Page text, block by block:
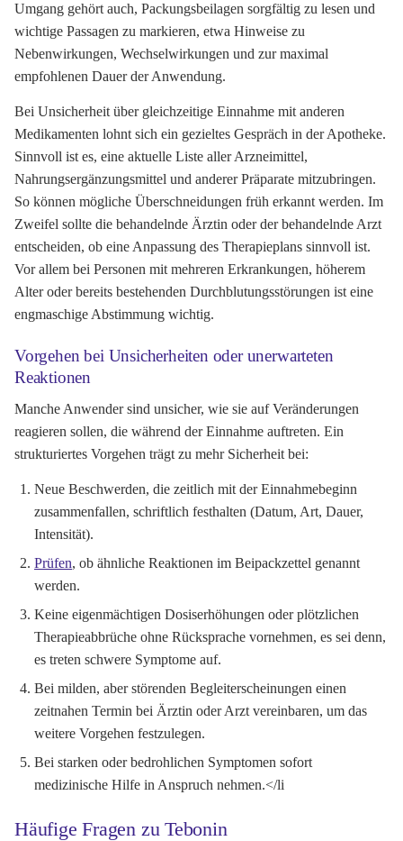
Umgang gehört auch, Packungsbeilagen sorgfältig zu lesen und
wichtige Passagen zu markieren, etwa Hinweise zu
Nebenwirkungen, Wechselwirkungen und zur maximal
empfohlenen Dauer der Anwendung.
Bei Unsicherheit über gleichzeitige Einnahme mit anderen
Medikamenten lohnt sich ein gezieltes Gespräch in der Apotheke.
Sinnvoll ist es, eine aktuelle Liste aller Arzneimittel,
Nahrungsergänzungsmittel und anderer Präparate mitzubringen.
So können mögliche Überschneidungen früh erkannt werden. Im
Zweifel sollte die behandelnde Ärztin oder der behandelnde Arzt
entscheiden, ob eine Anpassung des Therapieplans sinnvoll ist.
Vor allem bei Personen mit mehreren Erkrankungen, höherem
Alter oder bereits bestehenden Durchblutungsstörungen ist eine
engmaschige Abstimmung wichtig.
Vorgehen bei Unsicherheiten oder unerwarteten
Reaktionen
Manche Anwender sind unsicher, wie sie auf Veränderungen
reagieren sollen, die während der Einnahme auftreten. Ein
strukturiertes Vorgehen trägt zu mehr Sicherheit bei:
Neue Beschwerden, die zeitlich mit der Einnahmebeginn
zusammenfallen, schriftlich festhalten (Datum, Art, Dauer,
Intensität).
Prüfen, ob ähnliche Reaktionen im Beipackzettel genannt
werden.
Keine eigenmächtigen Dosiserhöhungen oder plötzlichen
Therapieabbrüche ohne Rücksprache vornehmen, es sei denn,
es treten schwere Symptome auf.
Bei milden, aber störenden Begleiterscheinungen einen
zeitnahen Termin bei Ärztin oder Arzt vereinbaren, um das
weitere Vorgehen festzulegen.
Bei starken oder bedrohlichen Symptomen sofort
medizinische Hilfe in Anspruch nehmen.</li
Häufige Fragen zu Tebonin